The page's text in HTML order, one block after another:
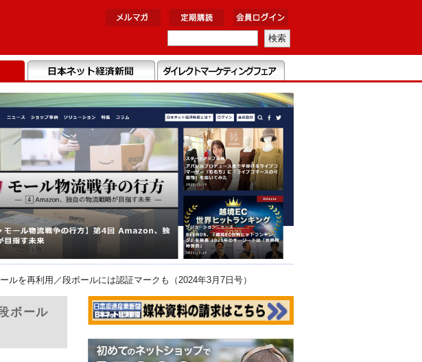
を再利用／段ボールには認証マークも（2024年3月7日号）
ボール